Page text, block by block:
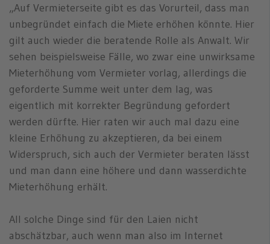
„Auf Vermieterseite gibt es das Vorurteil, dass man
unbegründet einfach die Miete erhöhen könnte. Hier
gilt auch wieder die beratende Rolle als Anwalt. Wir
sehen beispielsweise Fälle, wo zwar eine unwirksame
Mieterhöhung vom Vermieter vorlag, allerdings die
geforderte Summe weit unter dem lag, was
eigentlich mit korrekter Begründung gefordert
werden dürfte. Hier raten wir auch mal dazu eine
kleine Erhöhung zu akzeptieren, da bei einem
Widerspruch, sich auch der Vermieter beraten lässt
und man dann eine höhere und dann wasserdichte
Mieterhöhung erhält.
All solche Dinge sind für den Laien nicht
abschätzbar, auch wenn man also im Internet